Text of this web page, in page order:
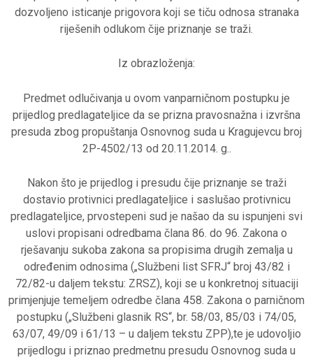
dozvoljeno isticanje prigovora koji se tiču odnosa stranaka
riješenih odlukom čije priznanje se traži.
Iz obrazloženja:
Predmet odlučivanja u ovom vanparničnom postupku je
prijedlog predlagateljice da se prizna pravosnažna i izvršna
presuda zbog propuštanja Osnovnog suda u Kragujevcu broj
2P-4502/13 od 20.11.2014. g..
Nakon što je prijedlog i presudu čije priznanje se traži
dostavio protivnici predlagateljice i saslušao protivnicu
predlagateljice, prvostepeni sud je našao da su ispunjeni svi
uslovi propisani odredbama člana 86. do 96. Zakona o
rješavanju sukoba zakona sa propisima drugih zemalja u
određenim odnosima („Službeni list SFRJ“ broj 43/82 i
72/82-u daljem tekstu: ZRSZ), koji se u konkretnoj situaciji
primjenjuje temeljem odredbe člana 458. Zakona o parničnom
postupku („Službeni glasnik RS“, br. 58/03, 85/03 i 74/05,
63/07, 49/09 i 61/13 – u daljem tekstu ZPP),te je udovoljio
prijedlogu i priznao predmetnu presudu Osnovnog suda u